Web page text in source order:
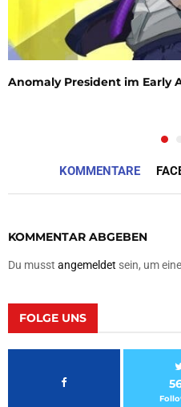
Anomaly President im Early
KOMMENTARE
KOMMENTAR ABGEBEN
Du musst angemeldet sein, um
FOLGE UNS